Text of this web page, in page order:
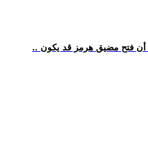
أن فتح مضيق هرمز قد يكون